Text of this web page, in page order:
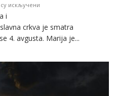
искључени
Marija
Magdalena
Blaga
i
crkva je smatra
4. avgusta. Marija je...